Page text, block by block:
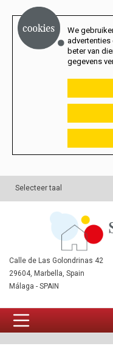
We
advertenties
beter van
gegevens
Selecteer taal
Calle de Las Golondrinas 42
29604, Marbella, Spain
Málaga - SPAIN